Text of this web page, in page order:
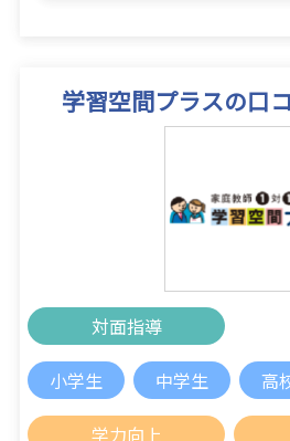
学習空間プラスの口
対面指導
小学生 中学生 高
学力向上